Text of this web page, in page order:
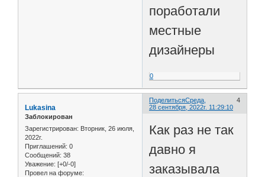
поработали
местные
дизайнеры
0
Поделиться 4
Среда,
28 сентября, 2022г. 11:29:10
Lukasina
Заблокирован
Зарегистрирован: Вторник, 26 июля,
2022г.
Приглашений: 0
Сообщений: 38
Уважение: [+0/-0]
Провел на форуме:
Как раз не так
давно я
заказывала